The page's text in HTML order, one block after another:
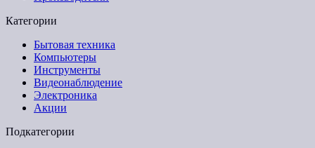
Категории
Бытовая техника
Компьютеры
Инструменты
Видеонаблюдение
Электроника
Акции
Подкатегории